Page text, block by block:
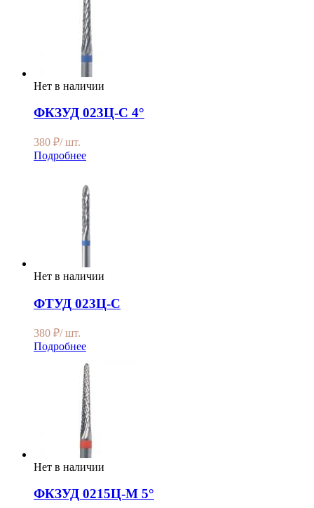
Нет в наличии
ФКЗУД 023Ц-С 4°
380 ₽/ шт.
Подробнее
Нет в наличии
ФТУД 023Ц-С
380 ₽/ шт.
Подробнее
Нет в наличии
ФКЗУД 0215Ц-М 5°